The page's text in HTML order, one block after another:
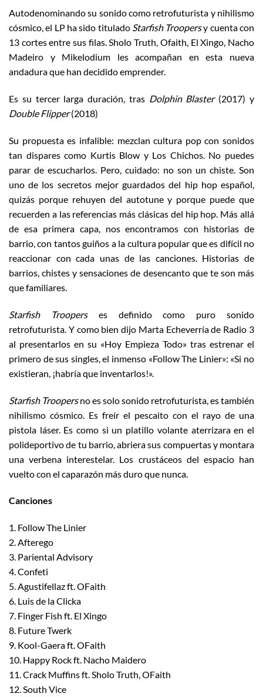
Autodenominando su sonido como retrofuturista y nihilismo
cósmico, el LP ha sido titulado Starfish Troopersy cuenta con
13 cortes entre sus filas. Sholo Truth, Ofaith, El Xingo, Nacho
Madeiro y Mikelodium les acompañan en esta nueva
andadura que han decidido emprender.
Es su tercer larga duración, tras Dolphin Blaster(2017) y
Double Flipper(2018)
Su propuesta es infalible: mezclan cultura pop con sonidos
tan dispares como Kurtis Blow y Los Chichos. No puedes
parar de escucharlos. Pero, cuidado: no son un chiste. Son
uno de los secretos mejor guardados del hip hop español,
quizás porque rehuyen del autotune y porque puede que
recuerden a las referencias más clásicas del hip hop. Más allá
de esa primera capa, nos encontramos con historias de
barrio, con tantos guiños a la cultura popular que es difícil no
reaccionar con cada unas de las canciones. Historias de
barrios, chistes y sensaciones de desencanto que te son más
que familiares.
Starfish Trooperses definido como puro sonido
retrofuturista. Y como bien dijo Marta Echeverría de Radio 3
al presentarlos en su «Hoy Empieza Todo» tras estrenar el
primero de sus singles, el inmenso «Follow The Linier»: «Si no
existieran, ¡habría que inventarlos!».
Starfish Troopersno es solo sonido retrofuturista, es también
nihilismo cósmico. Es freír el pescaito con el rayo de una
pistola láser. Es como si un platillo volante aterrizara en el
polideportivo de tu barrio, abriera sus compuertas y montara
una verbena interestelar. Los crustáceos del espacio han
vuelto con el caparazón más duro que nunca.
Canciones
1. Follow The Linier
2. Afterego
3. Pariental Advisory
4. Confeti
5. Agustifellaz ft. OFaith
6. Luis de la Clicka
7. Finger Fish ft. El Xingo
8. Future Twerk
9. Kool-Gaera ft. OFaith
10. Happy Rock ft. Nacho Maidero
11. Crack Muffins ft. Sholo Truth, OFaith
12. South Vice